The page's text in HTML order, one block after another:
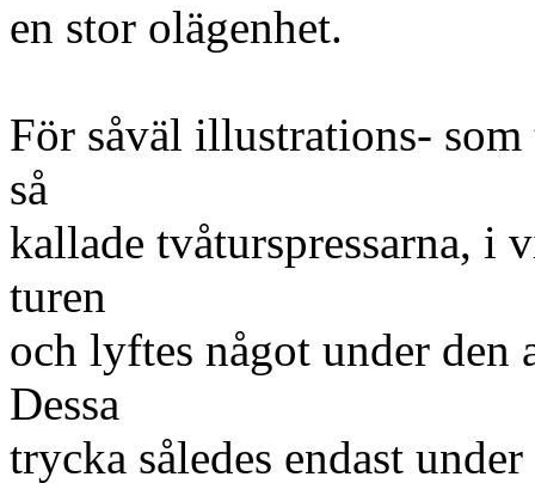
en stor olägenhet.
För såväl illustrations-
så
kallade tvåturspressarna, i
turen
och lyftes något under den
Dessa
trycka således endast